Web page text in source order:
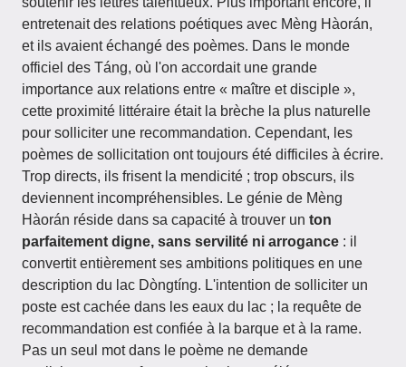
entretenait des relations poétiques avec Mèng Hàorán,
et ils avaient échangé des poèmes. Dans le monde
officiel des Táng, où l'on accordait une grande
importance aux relations entre « maître et disciple »,
cette proximité littéraire était la brèche la plus naturelle
pour solliciter une recommandation. Cependant, les
poèmes de sollicitation ont toujours été difficiles à écrire.
Trop directs, ils frisent la mendicité ; trop obscurs, ils
deviennent incompréhensibles. Le génie de Mèng
Hàorán réside dans sa capacité à trouver un ton
parfaitement digne, sans servilité ni arrogance : il
convertit entièrement ses ambitions politiques en une
description du lac Dòngtíng. L'intention de solliciter un
poste est cachée dans les eaux du lac ; la requête de
recommandation est confiée à la barque et à la rame.
Pas un seul mot dans le poème ne demande